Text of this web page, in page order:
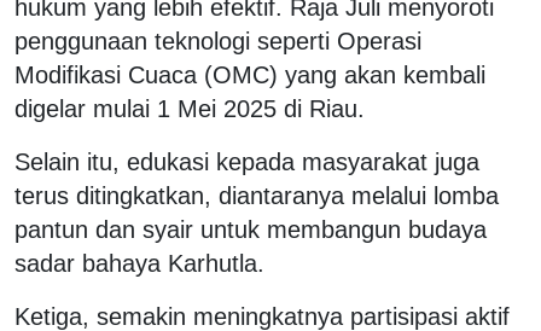
hukum yang lebih efektif. Raja Juli menyoroti
penggunaan teknologi seperti Operasi
Modifikasi Cuaca (OMC) yang akan kembali
digelar mulai 1 Mei 2025 di Riau.
Selain itu, edukasi kepada masyarakat juga
terus ditingkatkan, diantaranya melalui lomba
pantun dan syair untuk membangun budaya
sadar bahaya Karhutla.
Ketiga, semakin meningkatnya partisipasi aktif